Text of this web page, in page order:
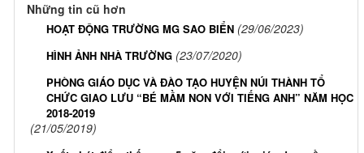
Những tin cũ hơn
HOẠT ĐỘNG TRƯỜNG MG SAO BIỂN (29/06/2023)
HÌNH ẢNH NHÀ TRƯỜNG (23/07/2020)
PHÒNG GIÁO DỤC VÀ ĐÀO TẠO HUYỆN NÚI THÀNH TỔ
CHỨC GIAO LƯU “BÉ MẦM NON VỚI TIẾNG ANH” NĂM HỌC
2018-2019
(21/05/2019)